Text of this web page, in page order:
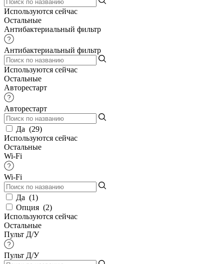
Используются сейчас
Остальные
Антибактериальный фильтр
Антибактериальный фильтр
Используются сейчас
Остальные
Авторестарт
Авторестарт
Да (29)
Используются сейчас
Остальные
Wi-Fi
Wi-Fi
Да (1)
Опция (2)
Используются сейчас
Остальные
Пульт Д/У
Пульт Д/У